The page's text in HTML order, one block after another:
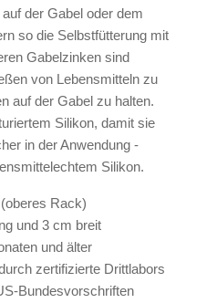
der Gabel oder dem
so die Selbstfütterung mit
Gabelzinken sind
von Lebensmitteln zu
auf der Gabel zu halten.
Silikon, damit sie
in der Anwendung -
Silikon.
Rack)
und 3 cm breit
und älter
zertifizierte Drittlabors
Bundesvorschriften